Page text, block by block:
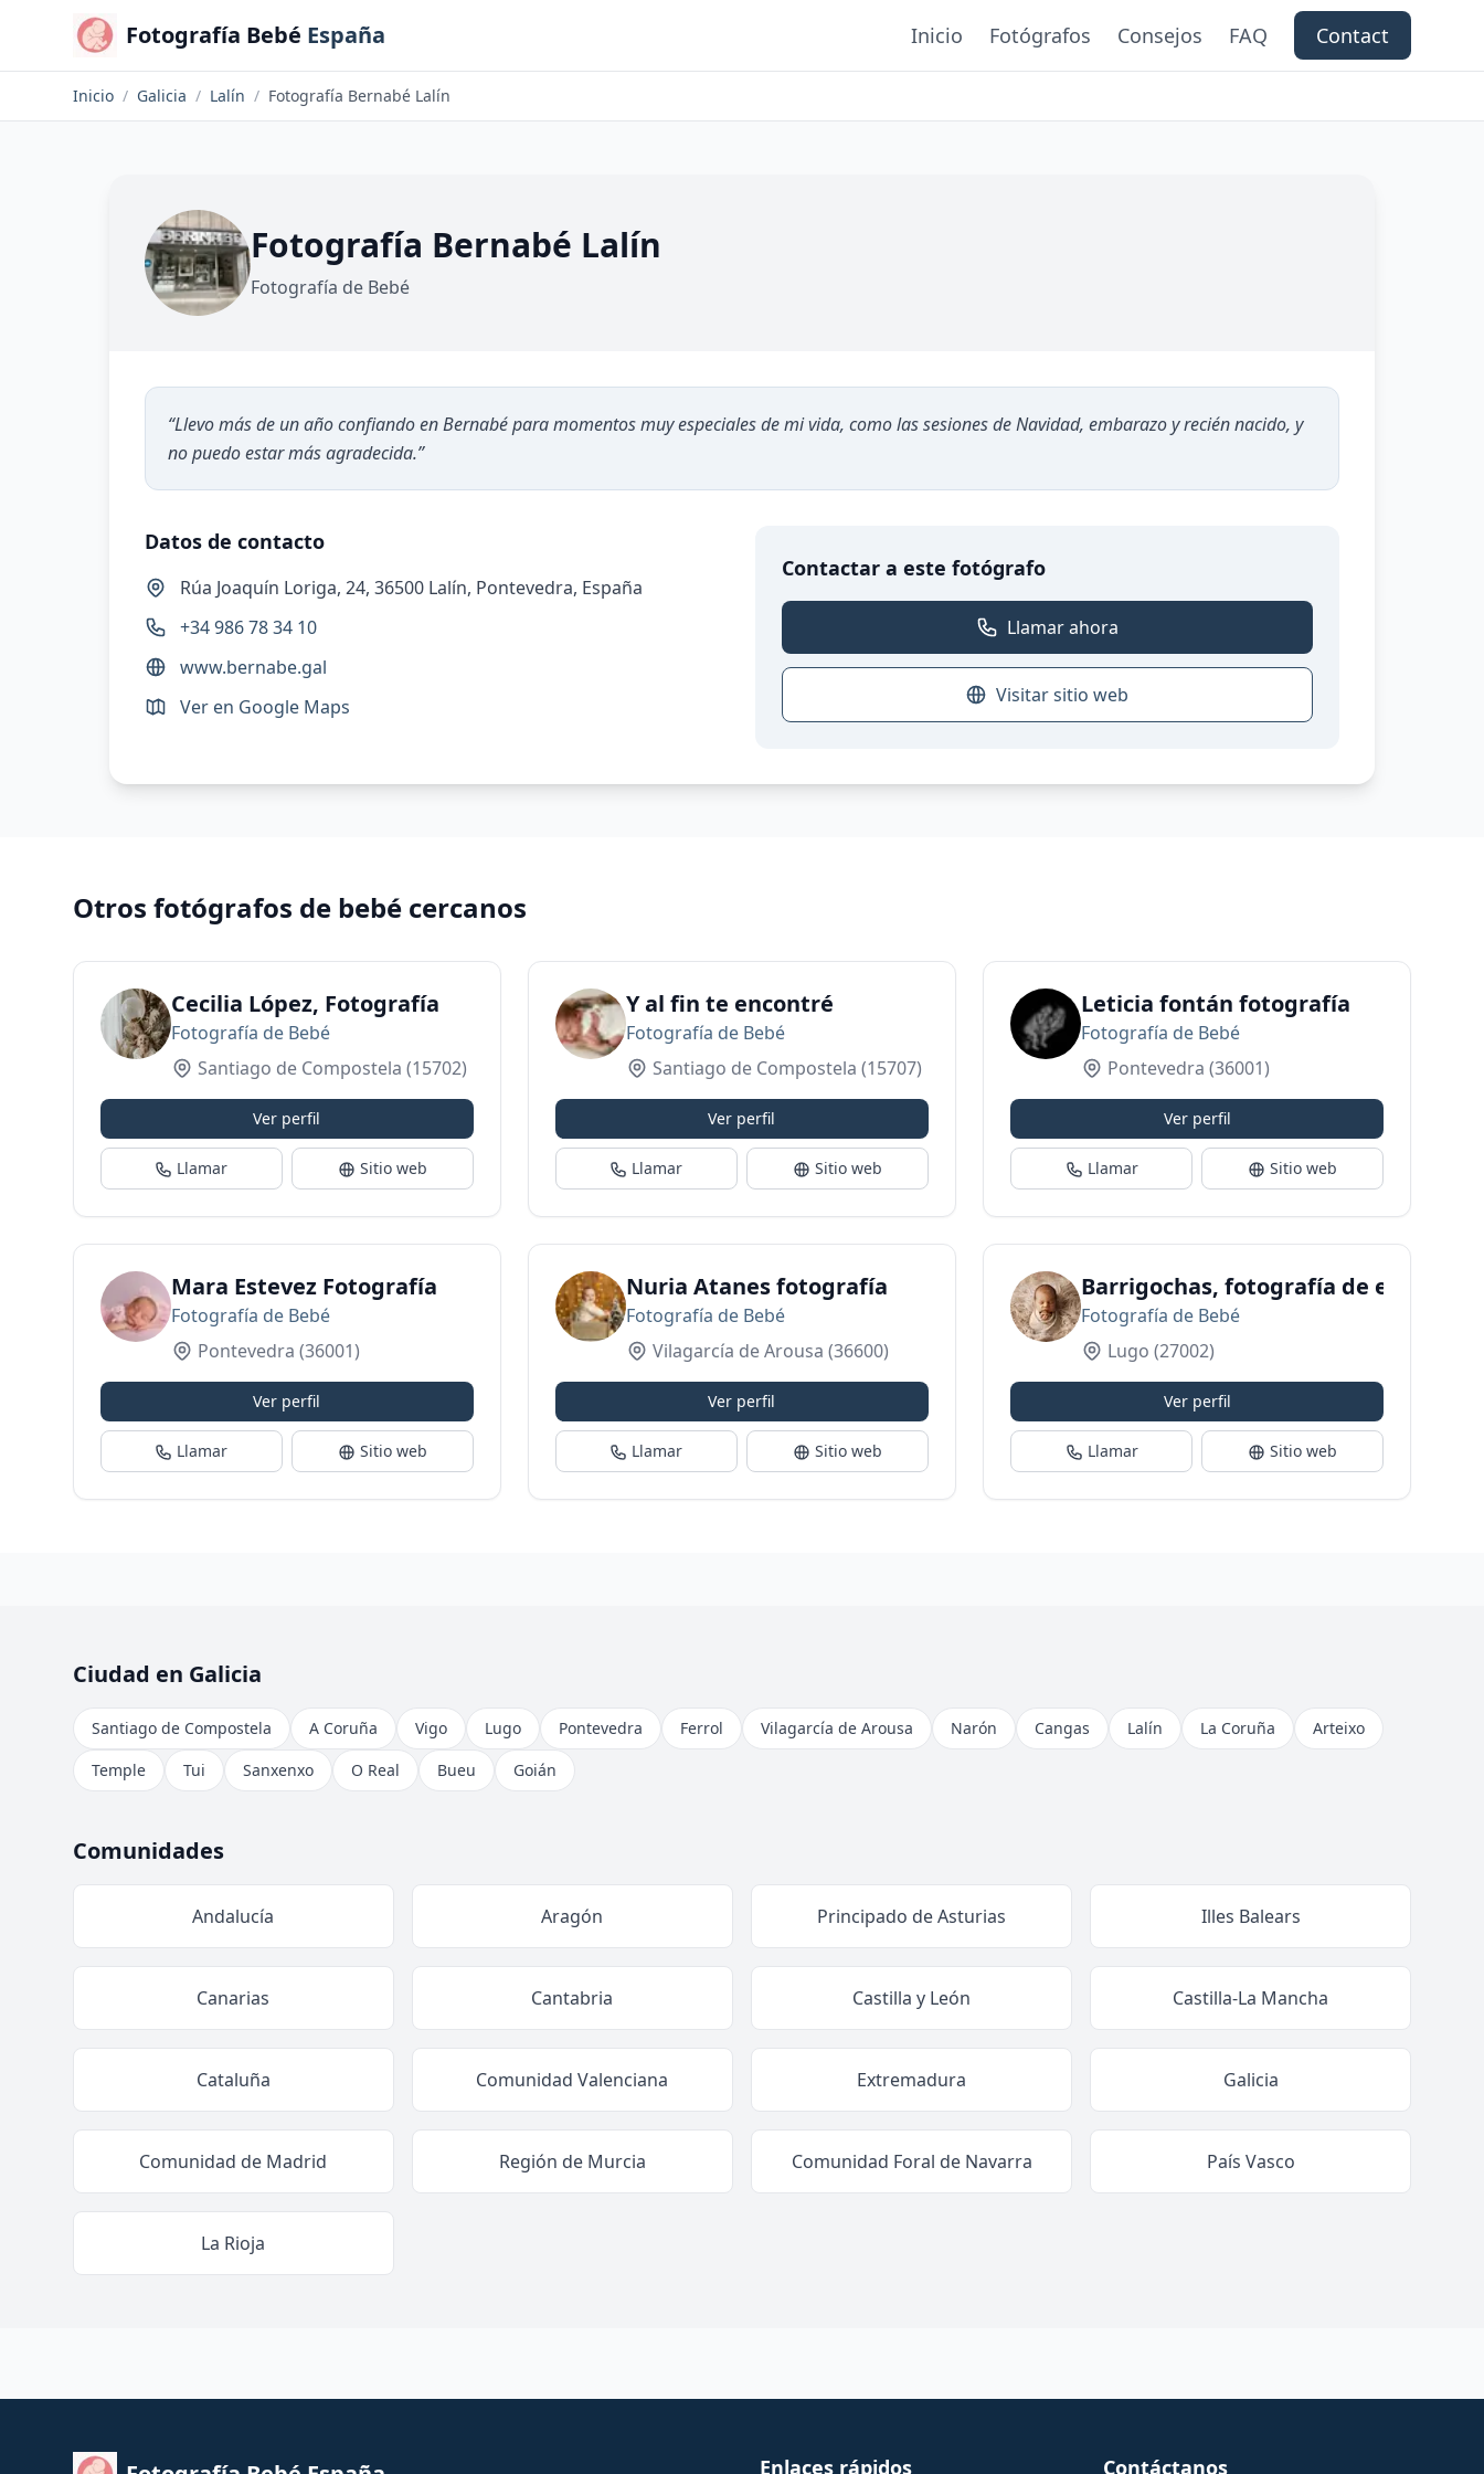
Fotografía Bebé España Inicio Fotógrafos Consejos FAQ Contact
Inicio / Galicia / Lalín / Fotografía Bernabé Lalín
Fotografía Bernabé Lalín
Fotografía de Bebé
“Llevo más de un año confiando en Bernabé para momentos muy especiales de mi vida, como las sesiones de Navidad, embarazo y recién nacido, y
no puedo estar más agradecida.”
Datos de contacto
Rúa Joaquín Loriga, 24, 36500 Lalín, Pontevedra, España
+34 986 78 34 10
www.bernabe.gal
Ver en Google Maps
Contactar a este fotógrafo
Llamar ahora
Visitar sitio web
Otros fotógrafos de bebé cercanos
Cecilia López, Fotografía
Fotografía de Bebé
Santiago de Compostela (15702)
Ver perfil
Llamar Sitio web
Y al fin te encontré
Fotografía de Bebé
Santiago de Compostela (15707)
Ver perfil
Llamar Sitio web
Leticia fontán fotografía
Fotografía de Bebé
Pontevedra (36001)
Ver perfil
Llamar Sitio web
Mara Estevez Fotografía
Fotografía de Bebé
Pontevedra (36001)
Ver perfil
Llamar Sitio web
Nuria Atanes fotografía
Fotografía de Bebé
Vilagarcía de Arousa (36600)
Ver perfil
Llamar Sitio web
Barrigochas, fotografía de
Fotografía de Bebé
Lugo (27002)
Ver perfil
Llamar Sitio web
Ciudad en Galicia
Santiago de Compostela A Coruña Vigo Lugo Pontevedra Ferrol Vilagarcía de Arousa Narón Cangas Lalín La Coruña
Arteixo
Temple
Tui Sanxenxo O Real Bueu Goián
Comunidades
Andalucía Aragón Principado de Asturias Illes Balears
Canarias Cantabria Castilla y León Castilla-La Mancha
Cataluña Comunidad Valenciana Extremadura Galicia
Comunidad de Madrid Región de Murcia Comunidad Foral de Navarra País Vasco
La Rioja
Enlaces rápidos Contáctanos